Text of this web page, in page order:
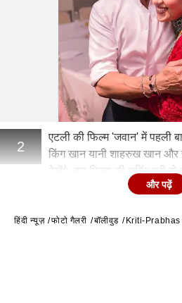
2
एटली की फिल्म 'जवान' में पहली
किंग खान यानी शाहरुख खान और
देखेंगे. इस फिल्म की शूटिंग पूरी
और पढ़ें
हिंदी न्यूज़ फोटो गैलरी बॉलीवुड Kriti-Prabhas